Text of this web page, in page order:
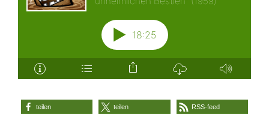
teilen teilen RSS-feed